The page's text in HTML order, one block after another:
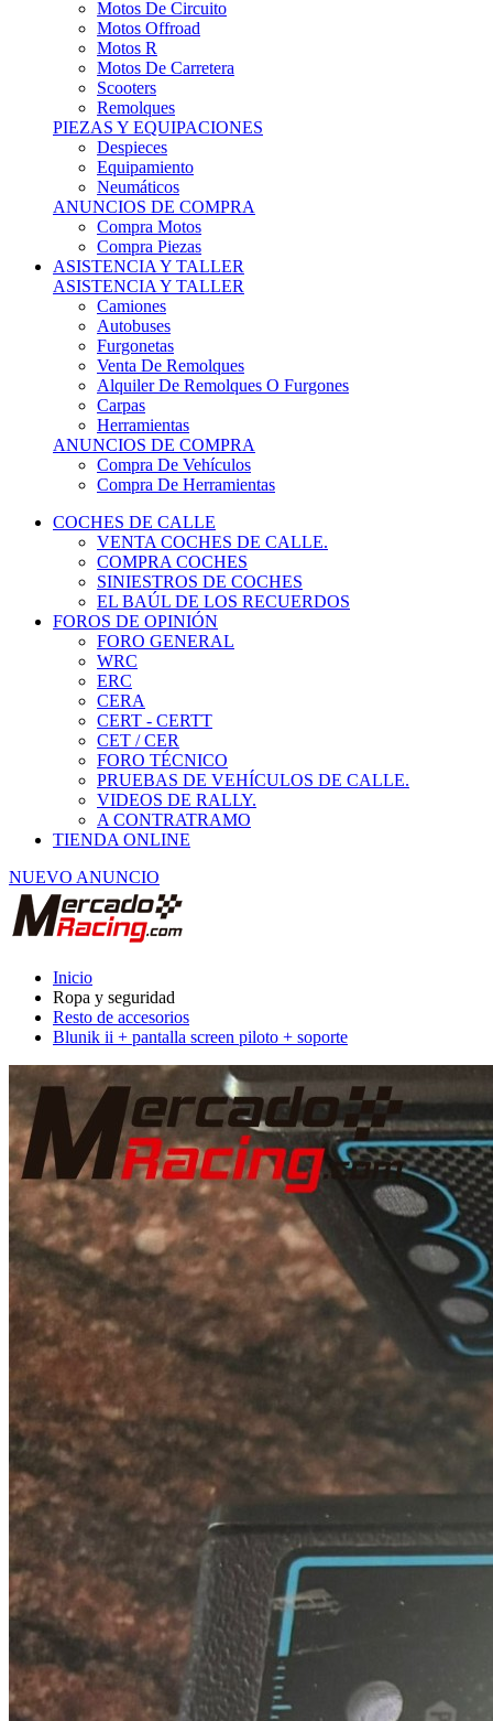
Motos R
Motos De Carretera
Scooters
Remolques
PIEZAS Y EQUIPACIONES
Despieces
Equipamiento
Neumáticos
ANUNCIOS DE COMPRA
Compra Motos
Compra Piezas
ASISTENCIA Y TALLER
ASISTENCIA Y TALLER
Camiones
Autobuses
Furgonetas
Venta De Remolques
Alquiler De Remolques O Furgones
Carpas
Herramientas
ANUNCIOS DE COMPRA
Compra De Vehículos
Compra De Herramientas
COCHES DE CALLE
VENTA COCHES DE CALLE.
COMPRA COCHES
SINIESTROS DE COCHES
EL BAÚL DE LOS RECUERDOS
FOROS DE OPINIÓN
FORO GENERAL
WRC
ERC
CERA
CERT - CERTT
CET / CER
FORO TÉCNICO
PRUEBAS DE VEHÍCULOS DE CALLE.
VIDEOS DE RALLY.
A CONTRATRAMO
TIENDA ONLINE
NUEVO ANUNCIO
Ropa y seguridad
Resto de accesorios
Blunik ii + pantalla screen piloto + soporte